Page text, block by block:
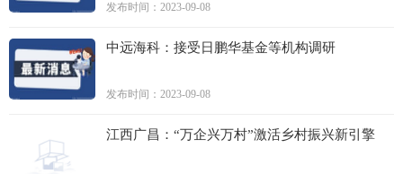
发布时间：2023-09-08
中远海科：接受日鹏华基金等机构调研
发布时间：2023-09-08
江西广昌：“万企兴万村”激活乡村振兴新引擎